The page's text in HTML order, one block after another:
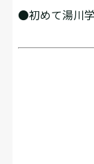
●初めて湯川学